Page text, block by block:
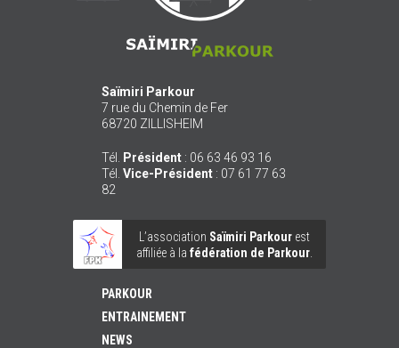
Saïmiri Parkour
7 rue du Chemin de Fer
68720 ZILLISHEIM
Tél. Président : 06 63 46 93 16
Tél. Vice-Président : 07 61 77 63
82
L’association Saïmiri Parkourest
affiliée à la fédération de Parkour.
PARKOUR
ENTRAINEMENT
NEWS